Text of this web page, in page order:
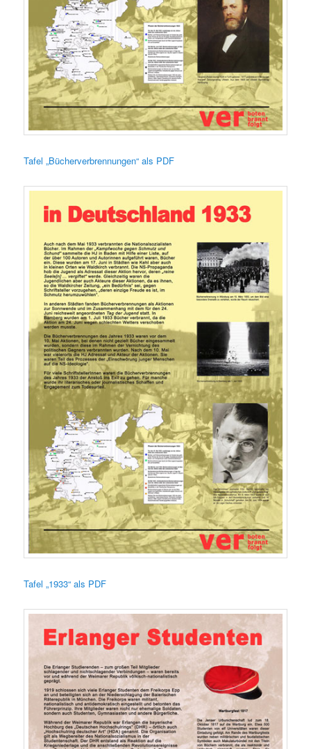
Tafel „Bücherverbrennungen“ als PDF
Tafel „1933“ als PDF